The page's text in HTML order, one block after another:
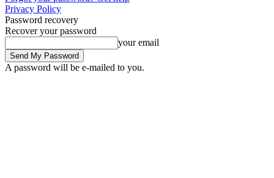
Privacy Policy
Password recovery
Recover your password
your email
A password will be e-mailed to you.